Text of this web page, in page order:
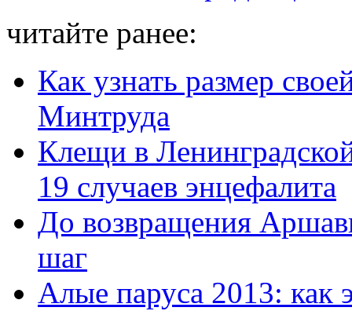
читайте ранее:
Как узнать размер
Минтруда
Клещи в
19 случаев энцефалита
До возвращения
шаг
Алые паруса 2013: как